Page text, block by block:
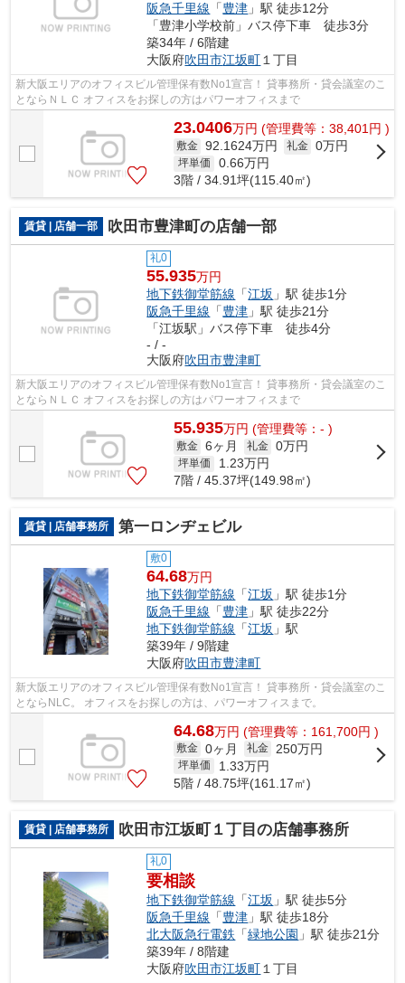
阪急千里線 「豊津 」駅 徒歩12分
「豊津小学校前」バス停下車 徒歩3分
築34年 / 6階建
大阪府吹田市江坂町１丁目
新大阪エリアのオフィスビル管理保有数No1宣言！ 貸事務所・貸会議室のこ
23.0406万円 (管理費等：38,401円 )
敷金 92.1624万円 礼金 0万円
坪単価 0.66万円
3階 / 34.91坪(115.40㎡)
賃貸 | 店舗一部 吹田市豊津町の店舗一部
礼0
55.935万円
地下鉄御堂筋線 「江坂 」駅 徒歩1分
阪急千里線 「豊津 」駅 徒歩21分
「江坂駅」バス停下車 徒歩4分
- / -
大阪府吹田市豊津町
新大阪エリアのオフィスビル管理保有数No1宣言！ 貸事務所・貸会議室のこ
55.935万円 (管理費等：- )
敷金 6ヶ月 礼金 0万円
坪単価 1.23万円
7階 / 45.37坪(149.98㎡)
賃貸 | 店舗事務所 第一ロンヂェビル
敷0
64.68万円
地下鉄御堂筋線 「江坂 」駅 徒歩1分
阪急千里線 「豊津 」駅 徒歩22分
地下鉄御堂筋線 「江坂 」駅
築39年 / 9階建
大阪府吹田市豊津町
新大阪エリアのオフィスビル管理保有数No1宣言！ 貸事務所・貸会議室のこ
とならNLC。 オフィスをお探しの方は、パワーオフィスまで。
64.68万円 (管理費等：161,700円 )
敷金 0ヶ月 礼金 250万円
坪単価 1.33万円
5階 / 48.75坪(161.17㎡)
賃貸 | 店舗事務所 吹田市江坂町１丁目の店舗事務所
礼0
要相談
地下鉄御堂筋線 「江坂 」駅 徒歩5分
阪急千里線 「豊津 」駅 徒歩18分
北大阪急行電鉄 「緑地公園 」駅 徒歩21分
築39年 / 8階建
大阪府吹田市江坂町 １丁目